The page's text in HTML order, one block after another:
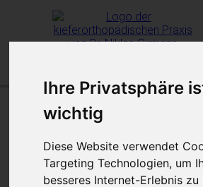
Ihre Privatsphäre
wichtig
Diese Website verwendet
Targeting Technologien, um
besseres Internet-Erlebnis
Unsichtbar, herausnehmbar,
komfortabel